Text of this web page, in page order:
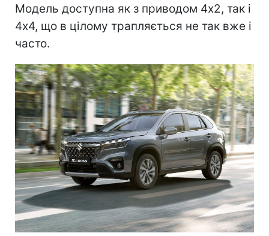
Модель доступна як з приводом 4х2, так і
4х4, що в цілому трапляється не так вже і
часто.